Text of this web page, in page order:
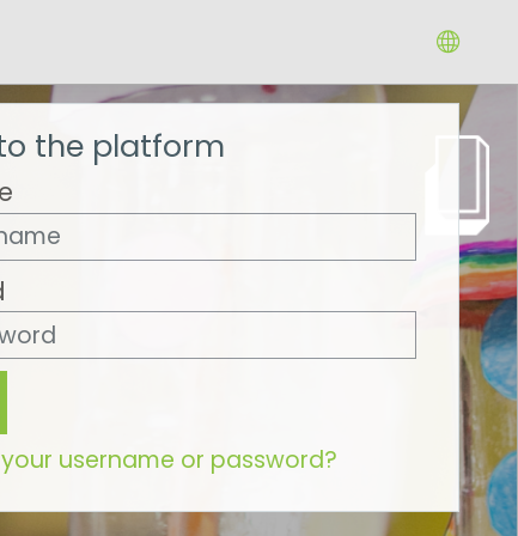
the platform
username or password?